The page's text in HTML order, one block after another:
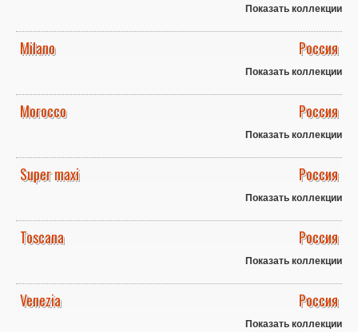
Показать коллекции
Milano Россия
Показать коллекции
Morocco Россия
Показать коллекции
Super maxi Россия
Показать коллекции
Toscana Россия
Показать коллекции
Venezia Россия
Показать коллекции